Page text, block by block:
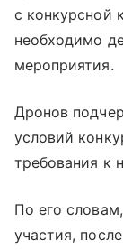
с конкурсной
необходимо
мероприятия.
Дронов
условий
требования к
По его
участия,